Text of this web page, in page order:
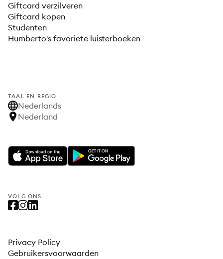
Giftcard verzilveren
Giftcard kopen
Studenten
Humberto's favoriete luisterboeken
TAAL EN REGIO
Nederlands
Nederland
VOLG ONS
Privacy Policy
Gebruikersvoorwaarden